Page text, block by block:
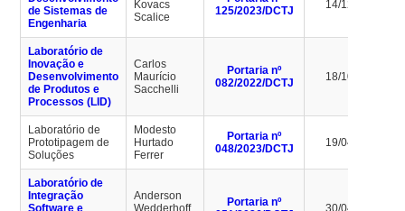
de Sistemas de
Engenharia
Kovacs
Scalice
125/2023/DCTJ
14/12/2027
Laboratório de
Inovação e
Desenvolvimento
de Produtos e
Processos (LID)
Carlos
Maurício
Sacchelli
Portaria nº
082/2022/DCTJ
18/10/2026
Laboratório de
Prototipagem de
Soluções
Modesto
Hurtado
Ferrer
Portaria nº
048/2023/DCTJ
19/04/2027
Laboratório de
Integração
Software e
Anderson
Wedderhoff
Portaria nº
30/04/2030